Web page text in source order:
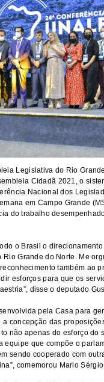
Legislativa do Rio
Cidadã 2021, o
Nacional dos
em Campo Grande
do trabalho
o Brasil o
Grande do Norte. Me
também ao
esforços para que os
disse o deputado
pela Casa para
concepção das
não apenas do esforço
equipe que compõe o
sendo cooperado com
comemorou Mario